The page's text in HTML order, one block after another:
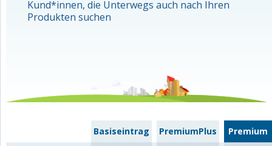
Kund*innen, die Unterwegs auch nach Ihren
Produkten suchen
Basiseintrag PremiumPlus
Premium